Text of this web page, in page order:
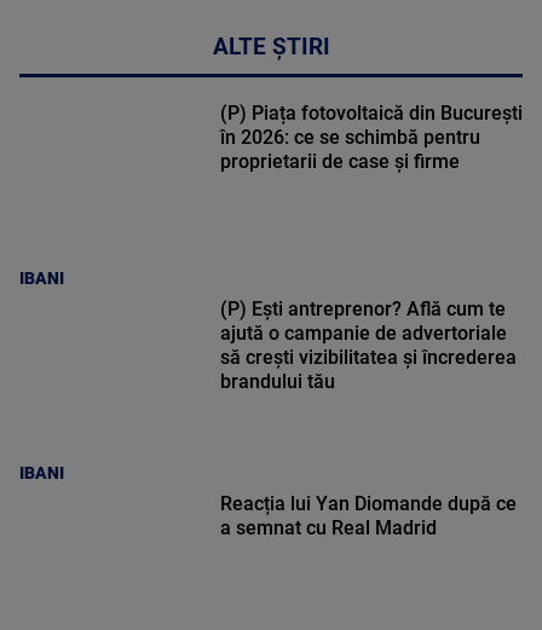
ALTE ȘTIRI
IBANI
(P) Piața fotovoltaică din București
în 2026: ce se schimbă pentru
proprietarii de case și firme
IBANI
(P) Ești antreprenor? Află cum te
ajută o campanie de advertoriale
să crești vizibilitatea și încrederea
brandului tău
Reacția lui Yan Diomande după ce
a semnat cu Real Madrid